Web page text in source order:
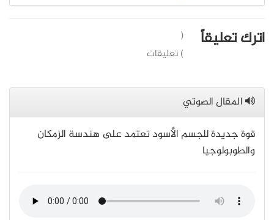
اترك تعليقاً
(
) تعليقات
المقال الصوتي
قوة جديدة للجسم الأسود تعتمد على هندسة الزمكان
والطوبولوجيا